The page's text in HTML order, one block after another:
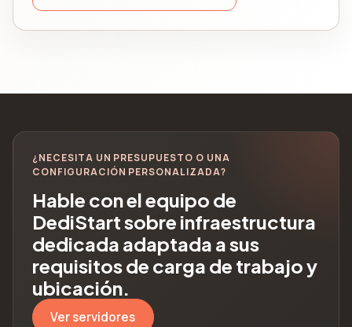
¿NECESITA UN PRESUPUESTO O UNA
CONFIGURACIÓN PERSONALIZADA?
Hable con el equipo de
DediStart sobre infraestructura
dedicada adaptada a sus
requisitos de carga de trabajo y
ubicación.
Ver servidores